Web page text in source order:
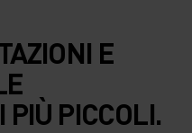
E
PIÙ PICCOLI.